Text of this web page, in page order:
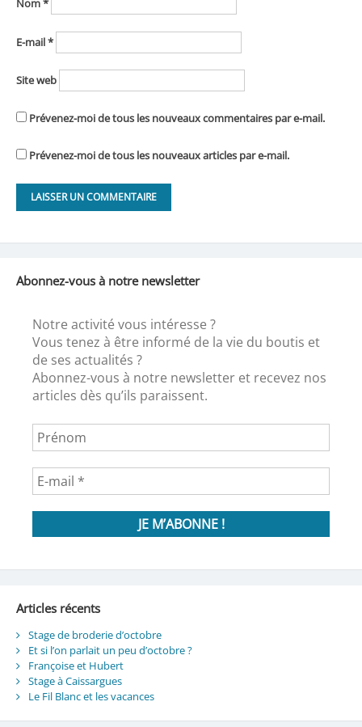
Nom*
E-mail*
Site web
Prévenez-moi de tous les nouveaux commentaires par e-mail.
Prévenez-moi de tous les nouveaux articles par e-mail.
Abonnez-vous à notre newsletter
Notre activité vous intéresse ?
Vous tenez à être informé de la vie du boutis et
de ses actualités ?
Abonnez-vous à notre newsletter et recevez nos
articles dès qu’ils paraissent.
Articles récents
Stage de broderie d’octobre
Et si l’on parlait un peu d’octobre ?
Françoise et Hubert
Stage à Caissargues
Le Fil Blanc et les vacances